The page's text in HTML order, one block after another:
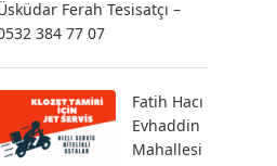
Ferah Tesisatçı –
384 77 07
Fatih Hacı
Evhaddin
Mahallesi